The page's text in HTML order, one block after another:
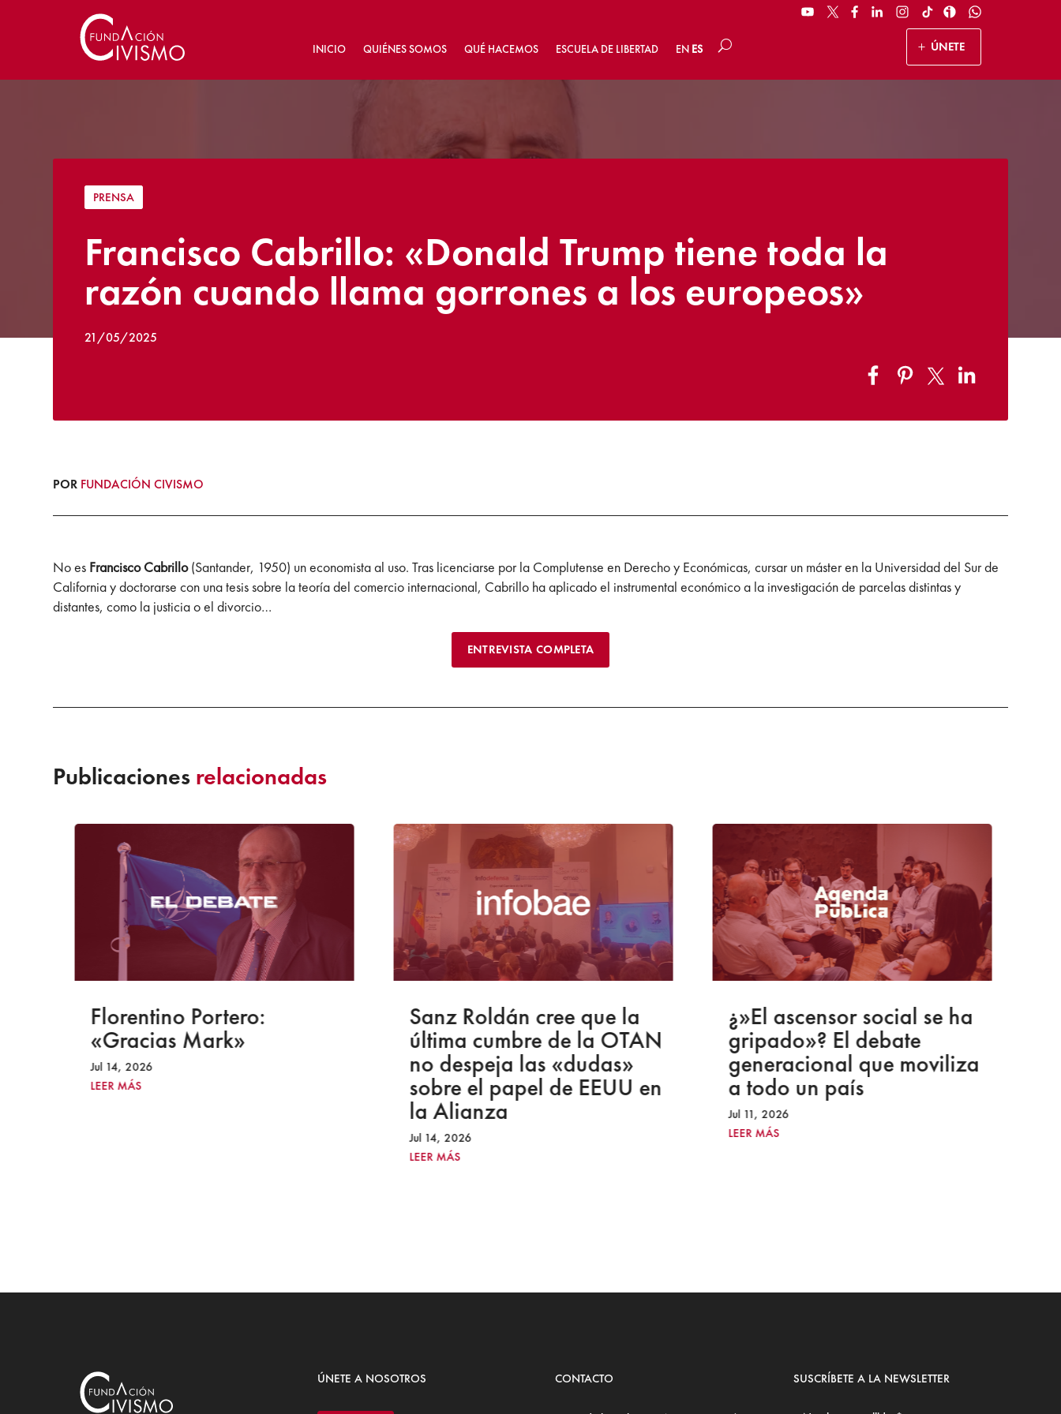
INICIO QUIÉNES SOMOS QUÉ HACEMOS ESCUELA DE LIBERTAD EN ES ÚNETE
PRENSA
Francisco Cabrillo: «Donald Trump tiene toda la
razón cuando llama gorrones a los europeos»
21/05/2025
POR FUNDACIÓN CIVISMO
No es Francisco Cabrillo(Santander, 1950) un economista al uso. Tras licenciarse por la Complutense en Derecho y Económicas, cursar un máster en la Universidad del Sur de
California y doctorarse con una tesis sobre la teoría del comercio internacional, Cabrillo ha aplicado el instrumental económico a la investigación de parcelas distintas y
distantes, como la justicia o el divorcio…
ENTREVISTA COMPLETA
Publicaciones relacionadas
Florentino Portero:
«Gracias Mark»
Jul 14, 2026
LEER MÁS
Sanz Roldán cree que la
última cumbre de la OTAN
no despeja las «dudas»
sobre el papel de EEUU en
la Alianza
Jul 14, 2026
LEER MÁS
¿»El ascensor social se ha
gripado»? El debate
generacional que moviliza
a todo un país
Jul 11, 2026
LEER MÁS
ÚNETE A NOSOTROS CONTACTO SUSCRÍBETE A LA NEWSLETTER